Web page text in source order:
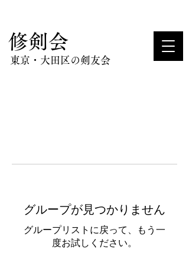
​修剣会
東京・大田区の剣友会
グループが見つかりません
グループリストに戻って、もう一
度お試しください。